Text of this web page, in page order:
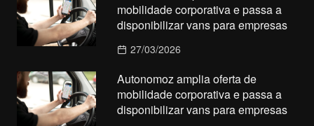
mobilidade corporativa e passa a
disponibilizar vans para empresas
27/03/2026
Autonomoz amplia oferta de
mobilidade corporativa e passa a
disponibilizar vans para empresas